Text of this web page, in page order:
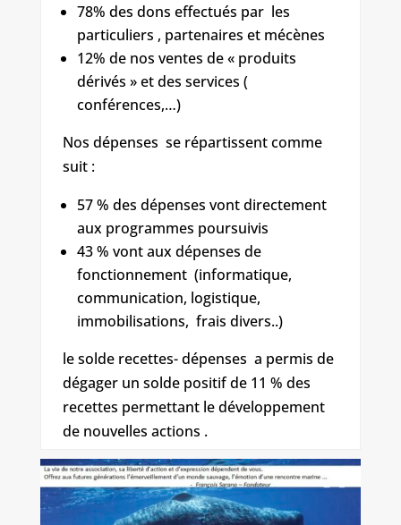
78% des dons effectués par les
particuliers , partenaires et mécènes
12% de nos ventes de « produits
dérivés » et des services (
conférences,…)
Nos dépenses se répartissent comme
suit :
57 % des dépenses vont directement
aux programmes poursuivis
43 % vont aux dépenses de
fonctionnement (informatique,
communication, logistique,
immobilisations, frais divers..)
le solde recettes- dépenses a permis de
dégager un solde positif de 11 % des
recettes permettant le développement
de nouvelles actions .